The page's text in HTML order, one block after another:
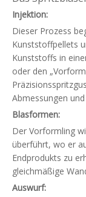
Injektion:
Dieser Prozess
Kunststoffpellets
Kunststoffs in
oder den
Abmessungen
Blasformen:
Der Vorformling
überführt, wo er
Endprodukts zu
gleichmäßige
Auswurf: